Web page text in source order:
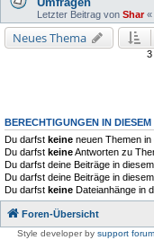
Letzter Beitrag von Shar«
Neues Thema
3
BERECHTIGUNGEN IN
Du darfst keine neuen Themen in
Du darfst keineAntworten zu
Du darfst deine Beiträge in
Du darfst deine Beiträge in
Du darfst keine Dateianhänge in
Foren-Übersicht
Style developer by support